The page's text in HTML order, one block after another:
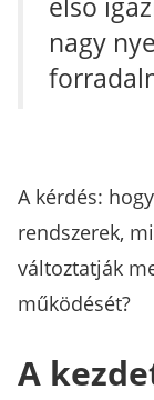
nagy
A kérdés:
rendszerek,
változtatják
működését?
A